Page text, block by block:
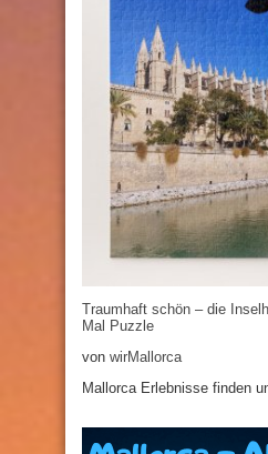
Traumhaft schön – die
Mal Puzzle
von wirMallorca
Mallorca Erlebnisse finden